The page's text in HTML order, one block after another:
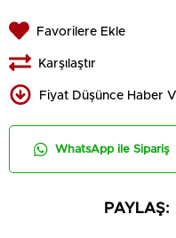
Favorilere Ekle
Karşılaştır
Fiyat Düşünce Haber
WhatsApp ile Sipariş
PAYLAŞ: